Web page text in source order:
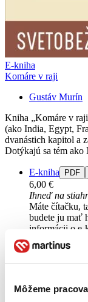
Môžeme
E-kniha
Komáre v raji
Gustáv Murín
Kniha „Komáre v
(ako India, Egypt,
dvanástich kapitol a
Dotýkajú sa tém
E-kniha PDF
6,00 €
Ihneď na
Máte čítačku,
budete ju mať
informácii o e-
Pridať do
Vložiť do košíka